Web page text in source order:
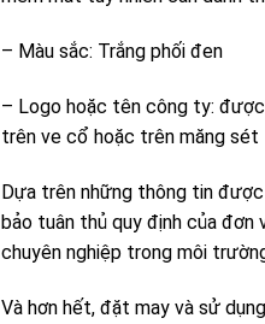
– Màu sắc: Trắng phối đen
– Logo hoặc tên công ty:
trên ve cổ hoặc trên măng sét
Dựa trên những thông tin
bảo tuân thủ quy định của đơn
chuyên nghiệp trong môi
Và hơn hết, đặt may và sử